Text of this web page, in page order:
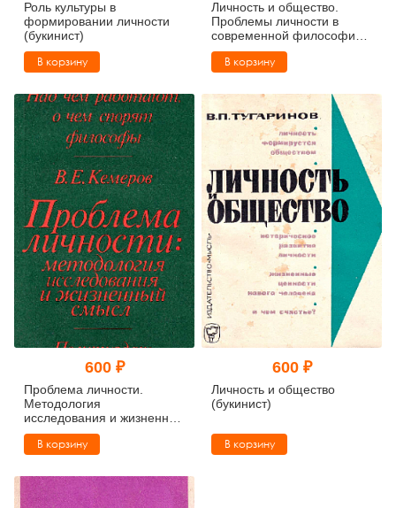
Роль культуры в
формировании личности
(букинист)
В корзину
Личность и общество.
Проблемы личности в
современной философии -
марксизм,
экзистенциализм,
христианский персонализм
(букинист)
В корзину
600 ₽
Проблема личности.
Методология
исследования и жизненный
смысл (букинист)
В корзину
600 ₽
Личность и общество
(букинист)
В корзину